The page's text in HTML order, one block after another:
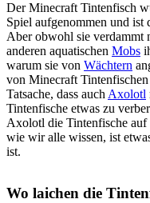
Der Minecraft Tintenfisch
Spiel aufgenommen und ist
Aber obwohl sie verdammt
anderen aquatischen Mobs
warum sie von Wächtern
von Minecraft Tintenfischen
Tatsache, dass auch Axolotl
Tintenfische etwas zu
Axolotl die Tintenfische
wie wir alle wissen, ist
ist.
Wo laichen die